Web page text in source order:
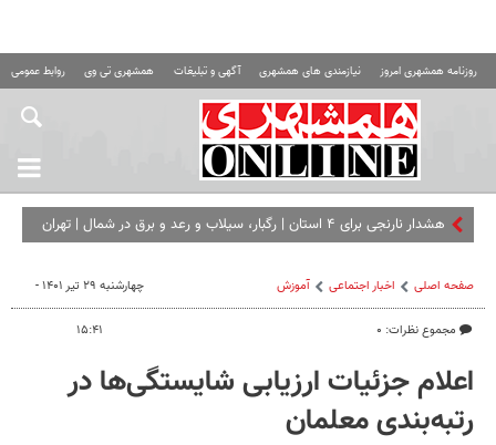
روزنامه همشهری امروز نیازمندی های همشهری آگهی و تبلیغات همشهری تی وی روابط عمومی
هشدار نارنجی برای ۴ استان | رگبار، سیلاب و رعد و برق در شمال | تهران
صفحه اصلی اخبار اجتماعی آموزش
مجموع نظرات: ۰
چهارشنبه ۲۹ تیر ۱۴۰۱ -
۱۵:۴۱
اعلام جزئیات ارزیابی شایستگی‌ها در
رتبه‌بندی معلمان